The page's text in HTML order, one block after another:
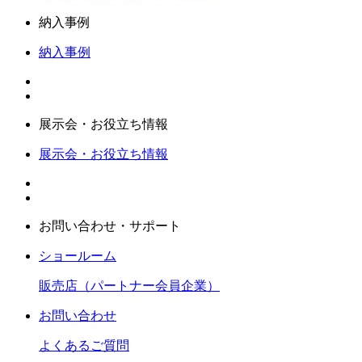
納入事例
納入事例
展示会・お役立ち情報
展示会・お役立ち情報
お問い合わせ・サポート
ショールーム
販売店（パートナー会員企業）
お問い合わせ
よくあるご質問